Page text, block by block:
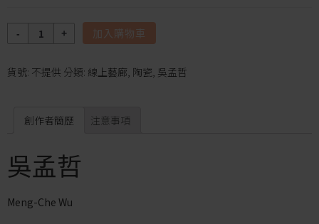
加入購物車
貨號: 不提供 分類: 線上藝廊, 陶瓷, 吳孟哲
創作者簡歷 注意事項
吳孟哲
Meng-Che Wu